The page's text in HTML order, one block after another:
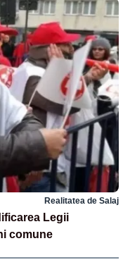
Realitatea de Salaj
Legii
comune